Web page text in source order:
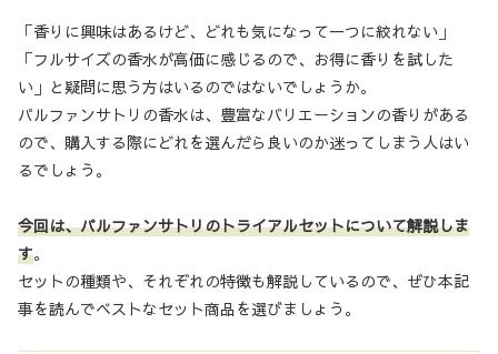
「香りに興味はあるけど、どれも気になって一つに絞れない」
「フルサイズの香水が高価に感じるので、お得に香りを試した
い」と疑問に思う方はいるのではないでしょうか。
パルファンサトリの香水は、豊富なバリエーションの香りがある
ので、購入する際にどれを選んだら良いのか迷ってしまう人はい
るでしょう。
今回は、パルファンサトリのトライアルセットについて解説しま
す。
セットの種類や、それぞれの特徴も解説しているので、ぜひ本記
事を読んでベストなセット商品を選びましょう。